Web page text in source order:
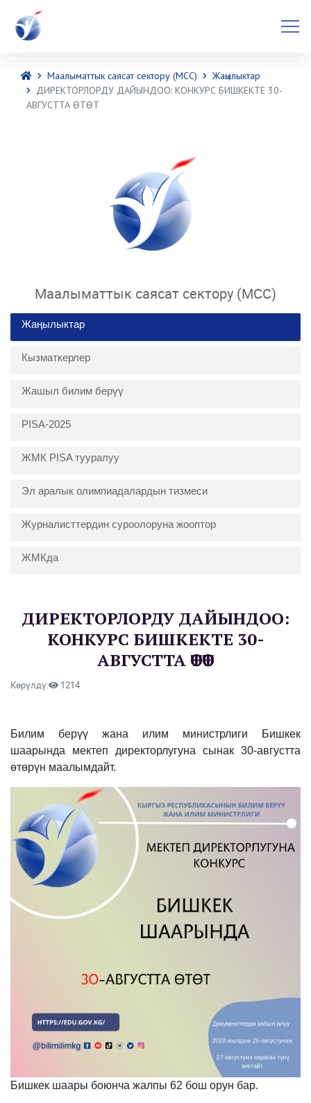
Маалыматтык саясат сектору (МСС)
Жаңылыктар
ДИРЕКТОРЛОРДУ ДАЙЫНДОО: КОНКУРС БИШКЕКТЕ 30-
АВГУСТТА ӨТӨТ
Маалыматтык саясат сектору (МСС)
Жаңылыктар
Кызматкерлер
Жашыл билим берүү
PISA-2025
ЖМК PISA тууралуу
Эл аралык олимпиадалардын тизмеси
Журналисттердин суроолоруна жооптор
ЖМКда
ДИРЕКТОРЛОРДУ ДАЙЫНДОО:
КОНКУРС БИШКЕКТЕ 30-
АВГУСТТА ӨТӨТ
Көрүлдү: 1214
Билим берүү жана илим министрлиги Бишкек
шаарында мектеп директорлугуна сынак 30-августта
өтөрүн маалымдайт.
Бишкек шаары боюнча жалпы 62 бош орун бар.